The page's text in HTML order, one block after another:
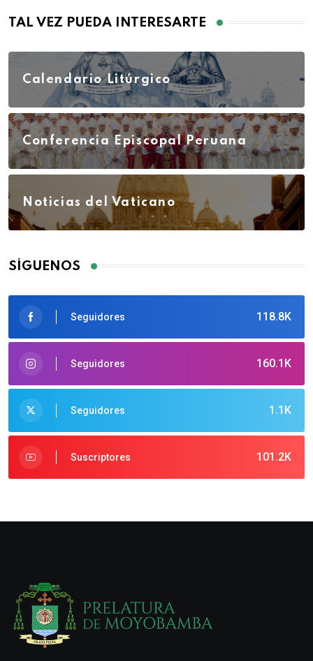
TAL VEZ PUEDA INTERESARTE
Calendario Litúrgico
Conferencia Episcopal Peruana
Noticias del Vaticano
SÍGUENOS
118.8K
Seguidores
160.1K
Seguidores
1.1K
Seguidores
101.2K
Suscriptores